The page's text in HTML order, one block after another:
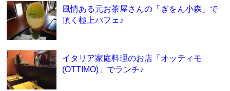
風情ある元お茶屋さんの「ぎをん小森」で
頂く極上パフェ♪
イタリア家庭料理のお店「オッティモ
(OTTIMO)」でランチ♪